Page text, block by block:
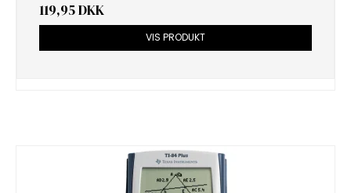
119,95 DKK
VIS PRODUKT